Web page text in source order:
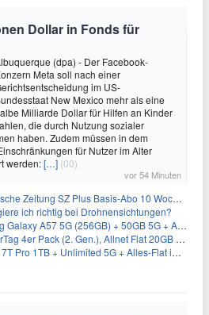
Dollar in Fonds für
(dpa) - Der Facebook-
Meta soll nach einer
im US-
New Mexico mehr als eine
Milliarde Dollar für Hilfen an Kinder
die durch Nutzung sozialer
haben. Zudem müssen in dem
für Nutzer im Alter
werden:[…] (00)
vor 54 Minuten
Zeitung SZ Plus Basis-Abo 10 Wochen für 10€
ich richtig bei Drohnensichtungen?
5G (256GB) + 50GB 5G + Alles-Flat im Vodafone-Netz für 19,99€/Monat – eff. 2,36€/Monat
(2. Gen.), Allnet Flat 20GB 5G im Telekom-Netz für 14,99€/Monat – eff. 2,07€/Monat
+ Unlimited 5G + Alles-Flat im o2 Netz für 29,99€/Monat – eff. 1,15€/Monat